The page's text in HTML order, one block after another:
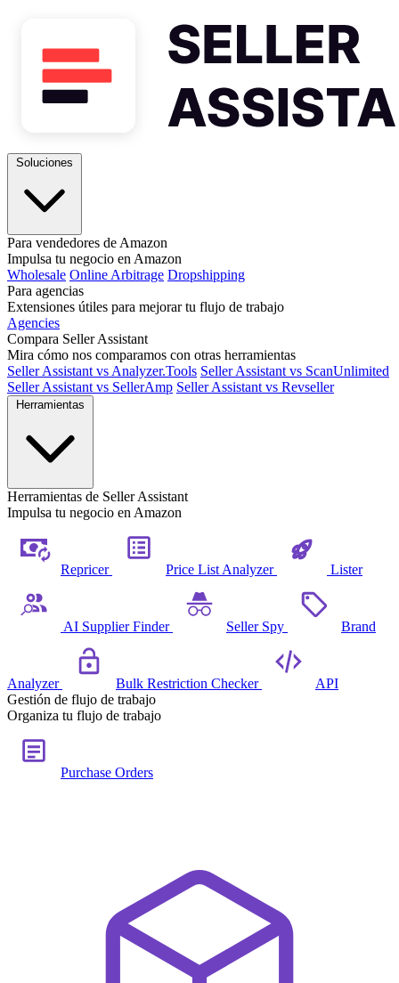
Para vendedores de Amazon
Impulsa tu negocio en Amazon
Wholesale Online Arbitrage Dropshipping
Para agencias
Extensiones útiles para mejorar tu flujo de trabajo
Agencies
Compara Seller Assistant
Mira cómo nos comparamos con otras herramientas
Seller Assistant vs Analyzer.Tools Seller Assistant vs ScanUnlimited
Seller Assistant vs SellerAmp Seller Assistant vs Revseller
Herramientas de Seller Assistant
Impulsa tu negocio en Amazon
Repricer Price List Analyzer Lister
AI Supplier Finder Seller Spy Brand
Analyzer Bulk Restriction Checker
API
Gestión de flujo de trabajo
Organiza tu flujo de trabajo
Purchase Orders